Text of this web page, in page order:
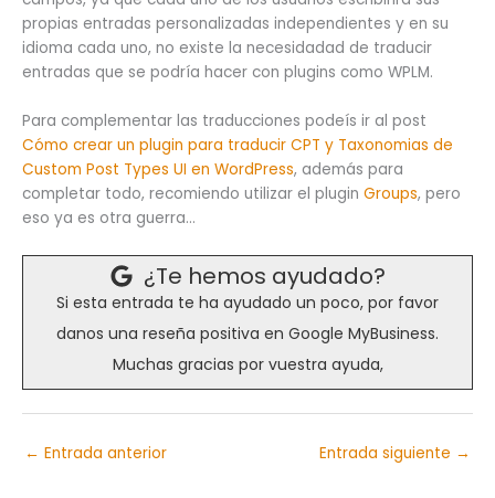
propias entradas personalizadas independientes y en su
idioma cada uno, no existe la necesidadad de traducir
entradas que se podría hacer con plugins como WPLM.
Para complementar las traducciones podeís ir al post
Cómo crear un plugin para traducir CPT y Taxonomias de
Custom Post Types UI en WordPress, además para
completar todo, recomiendo utilizar el plugin Groups, pero
eso ya es otra guerra…
¿Te hemos ayudado?
Si esta entrada te ha ayudado un poco, por favor
danos una reseña positiva en Google MyBusiness.
Muchas gracias por vuestra ayuda,
← Entrada anterior Entrada siguiente →